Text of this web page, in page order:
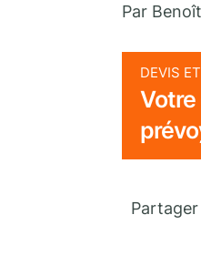
Par
DEVIS
Votre
Partager